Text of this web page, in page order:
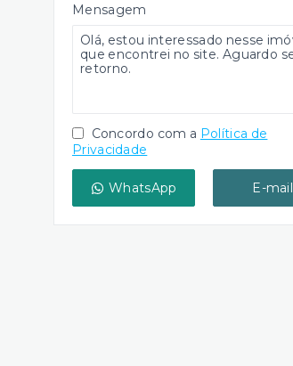
Mensagem
Concordo com a Política de
Privacidade
WhatsApp E-mail